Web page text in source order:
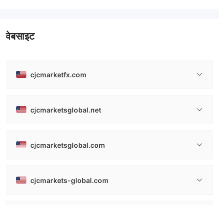
वेबसाइट
cjcmarketfx.com
cjcmarketsglobal.net
cjcmarketsglobal.com
cjcmarkets-global.com